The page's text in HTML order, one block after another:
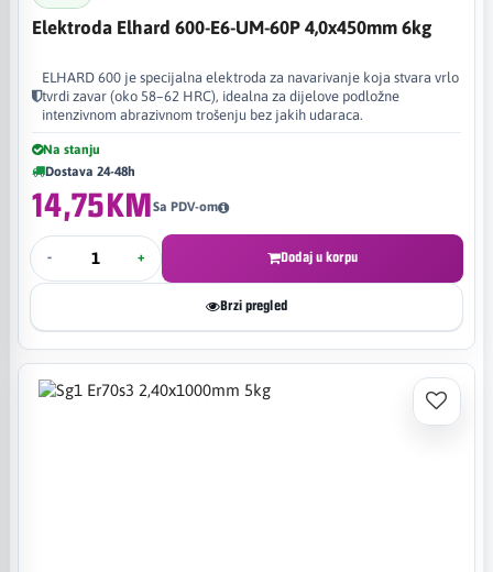
Elektroda Elhard 600-E6-UM-60P 4,0x450mm 6kg
ELHARD 600 je specijalna elektroda za navarivanje koja stvara vrlo
tvrdi zavar (oko 58–62 HRC), idealna za dijelove podložne
intenzivnom abrazivnom trošenju bez jakih udaraca.
Na stanju
Dostava 24-48h
14,75KMSa PDV-om
- + Dodaj u korpu
Brzi pregled